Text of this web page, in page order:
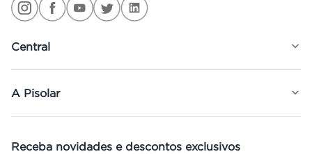
Central
A Pisolar
Receba novidades e descontos exclusivos